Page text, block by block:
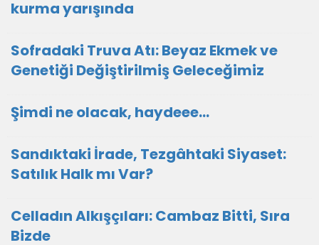
kurma yarışında
Sofradaki Truva Atı: Beyaz Ekmek ve
Genetiği Değiştirilmiş Geleceğimiz
Şimdi ne olacak, haydeee…
Sandıktaki İrade, Tezgâhtaki Siyaset:
Satılık Halk mı Var?
Celladın Alkışçıları: Cambaz Bitti, Sıra
Bizde